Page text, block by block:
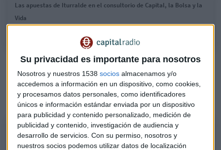
Su privacidad es importante para nosotros
Nosotros y nuestros 1538 socios almacenamos y/o
accedemos a información en un dispositivo, como cookies,
y procesamos datos personales, como identificadores
únicos e información estándar enviada por un dispositivo
para publicidad y contenido personalizado, medición de
publicidad y contenido, investigación de audiencia y
desarrollo de servicios. Con su permiso, nosotros y
nuestros socios podemos utilizar datos de localización
Las apuestas de Iturralde en el consultorio de Capital, la Bolsa y la
Vida
"Los tres americanos están en máximos, el Dax no ha
superado máximos y el Ibex está rezagado", añade el
analista en el consultorio de bolsa en Capital, la Bolsa y la
Vida con Luis Vicente Muñoz.
¿En qué índices americanos invierte Alberto Iturralde?